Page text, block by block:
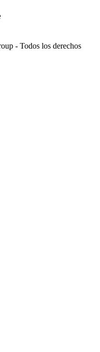
- Todos los derechos